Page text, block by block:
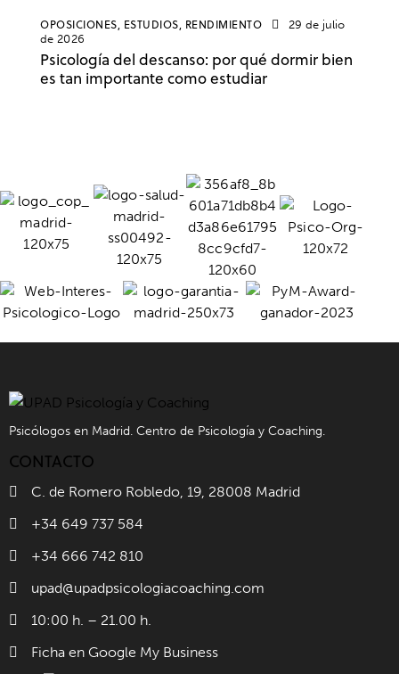
OPOSICIONES, ESTUDIOS, RENDIMIENTO
29 de julio
de 2026
Psicología del descanso: por qué dormir bien
es tan importante como estudiar
Psicólogos en Madrid. Centro de Psicología y Coaching.
CONTACTO
C. de Romero Robledo, 19, 28008 Madrid
+34 649 737 584
+34 666 742 810
upad@upadpsicologiacoaching.com
10:00 h. – 21.00 h.
Ficha en Google My Business